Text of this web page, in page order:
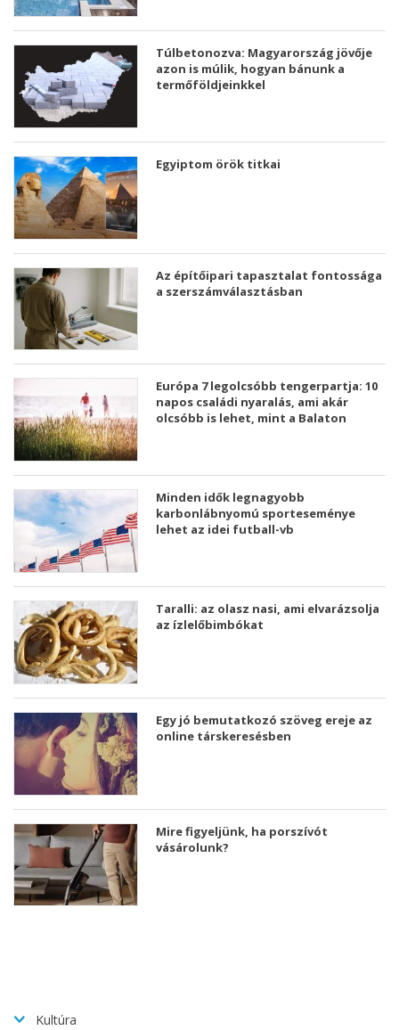
Túlbetonozva: Magyarország jövője
azon is múlik, hogyan bánunk a
termőföldjeinkkel
Egyiptom örök titkai
Az építőipari tapasztalat fontossága
a szerszámválasztásban
Európa 7 legolcsóbb tengerpartja: 10
napos családi nyaralás, ami akár
olcsóbb is lehet, mint a Balaton
Minden idők legnagyobb
karbonlábnyomú sporteseménye
lehet az idei futball-vb
Taralli: az olasz nasi, ami elvarázsolja
az ízlelőbimbókat
Egy jó bemutatkozó szöveg ereje az
online társkeresésben
Mire figyeljünk, ha porszívót
vásárolunk?
Kultúra